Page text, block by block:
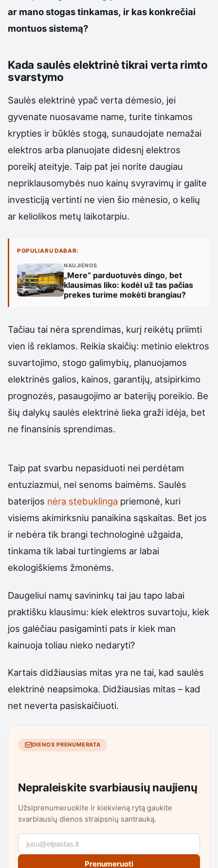
ar mano stogas tinkamas, ir kas konkrečiai
montuos sistemą?
Kada saulės elektrinė tikrai verta rimto
svarstymo
Saulės elektrinė ypač verta dėmesio, jei
gyvenate nuosavame name, turite tinkamos
krypties ir būklės stogą, sunaudojate nemažai
elektros arba planuojate didesnį elektros
poreikį ateityje. Taip pat jei norite daugiau
nepriklausomybės nuo kainų svyravimų ir galite
investiciją vertinti ne vien šio mėnesio, o kelių
ar keliolikos metų laikotarpiu.
POPULIARU DABAR:
NAUJIENOS
„Mere“ parduotuvės dingo, bet
klausimas liko: kodėl už tas pačias
prekes turime mokėti brangiau?
Tačiau tai nėra sprendimas, kurį reikėtų priimti
vien iš reklamos. Reikia skaičių: metinio elektros
suvartojimo, stogo galimybių, planuojamos
elektrinės galios, kainos, garantijų, atsipirkimo
prognozės, pasaugojimo ar baterijų poreikio. Be
šių dalykų saulės elektrinė lieka graži idėja, bet
ne finansinis sprendimas.
Taip pat svarbu nepasiduoti nei perdėtam
entuziazmui, nei senoms baimėms. Saulės
baterijos nėra stebuklinga priemonė, kuri
visiems akimirksniu panaikina sąskaitas. Bet jos
ir nebėra tik brangi technologinė užgaida,
tinkama tik labai turtingiems ar labai
ekologiškiems žmonėms.
Daugeliui namų savininkų tai jau tapo labai
praktišku klausimu: kiek elektros suvartoju, kiek
jos galėčiau pasigaminti pats ir kiek man
kainuoja toliau nieko nedaryti?
Kartais didžiausias mitas yra ne tai, kad saulės
elektrinė neapsimoka. Didžiausias mitas – kad
net neverta pasiskaičiuoti.
DIENOS PRENUMERATA
Nepraleiskite svarbiausių naujienų
Užsiprenumeruokite ir kiekvieną rytą gaukite
svarbiausių dienos straipsnių santrauką.
Prenumeruoti